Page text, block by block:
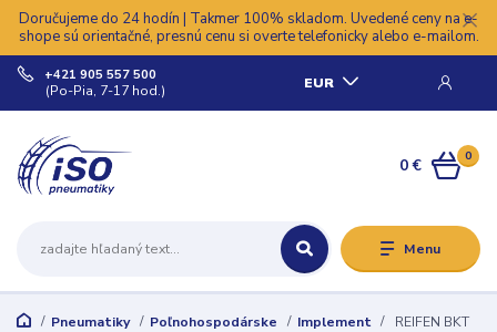
Doručujeme do 24 hodín | Takmer 100% skladom. Uvedené ceny na e-
shope sú orientačné, presnú cenu si overte telefonicky alebo e-mailom.
Menu
EUR
+421 905 557 500
(Po-Pia, 7-17 hod.)
0
0 €
Pneumatiky Poľnohospodárske Implement
REIFEN BKT